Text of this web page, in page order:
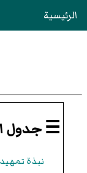
الرئيسية
☰ جدول
نبذة